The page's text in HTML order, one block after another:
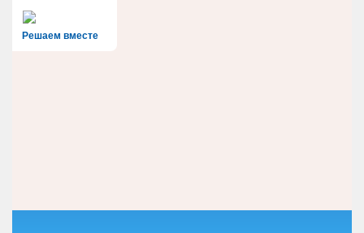
Решаем вместе